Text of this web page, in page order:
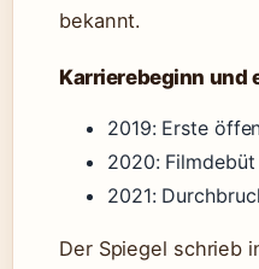
bekannt.
Karrierebeginn und
2019: Erste
2020:
2021:
Der Spiegel schrieb